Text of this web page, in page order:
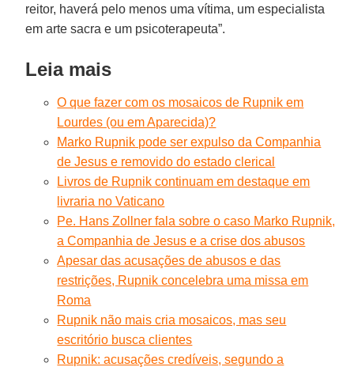
reitor, haverá pelo menos uma vítima, um especialista
em arte sacra e um psicoterapeuta”.
Leia mais
O que fazer com os mosaicos de Rupnik em
Lourdes (ou em Aparecida)?
Marko Rupnik pode ser expulso da Companhia
de Jesus e removido do estado clerical
Livros de Rupnik continuam em destaque em
livraria no Vaticano
Pe. Hans Zollner fala sobre o caso Marko Rupnik,
a Companhia de Jesus e a crise dos abusos
Apesar das acusações de abusos e das
restrições, Rupnik concelebra uma missa em
Roma
Rupnik não mais cria mosaicos, mas seu
escritório busca clientes
Rupnik: acusações credíveis, segundo a